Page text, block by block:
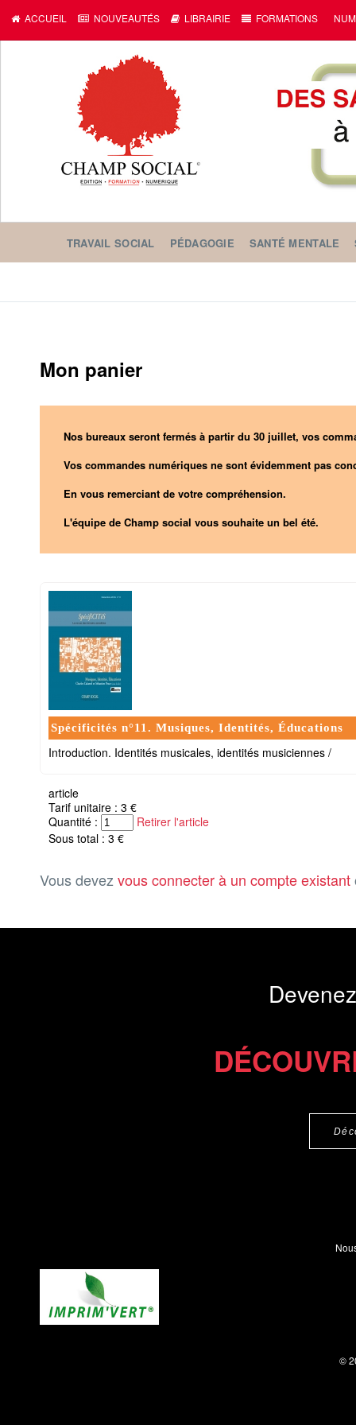
ACCUEIL NOUVEAUTÉS LIBRAIRIE FORMATIONS
TRAVAIL SOCIAL PÉDAGOGIE SANTÉ MENTALE
Mon panier
Nos bureaux seront fermés à partir du 30 juillet, vos
Vos commandes numériques ne sont évidemment pas
En vous remerciant de votre compréhension.
L'équipe de Champ social vous souhaite un bel été.
Spécificités n°11. Musiques, Identités, Éducations
Introduction. Identités musicales, identités musiciennes /
article
Tarif unitaire : 3 €
Quantité :
Retirer l'article
Sous total : 3 €
Vous devez vous connecter à un compte existant
©